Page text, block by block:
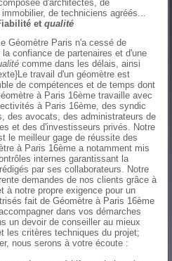
d'architectes, de
de techniciens agréés...
etqualité
Géomètre Paris n'a cessé de
confiance de partenaires et d'une
comme dans les délais, ainsi
travail d'un géomètre est
de compétences et de temps dont
à Paris 16ème travaille avec
à Paris 16ème, des syndic
des avocats, des administrateurs de
et des d'investisseurs privés. Notre
le meilleur gage de réussite des
à Paris 16ème a notamment mis
internes garantissant la
par ses collaborateurs. Notre
demandes de nos clients grâce à
à notre propre exigence pour un
fait de Géomètre à Paris 16ème
dans vos démarches
un devoir de conseiller au mieux
les critères techniques du projet;
nous serons à votre écoute :